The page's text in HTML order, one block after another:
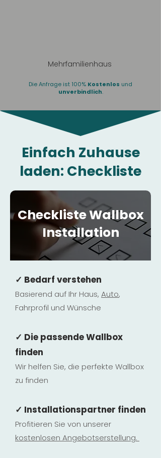
Mehrfamilienhaus
Die Anfrage ist 100% Kostenlos und
unverbindlich.
Einfach Zuhause
laden: Checkliste
Checkliste Wallbox
Installation
✓ Bedarf verstehen
Basierend auf Ihr Haus, Auto,
Fahrprofil und Wünsche
✓ Die passende Wallbox
finden
Wir helfen Sie, die perfekte Wallbox
zu finden
✓ Installationspartner finden
Profitieren Sie von unserer
kostenlosen Angebotserstellung.